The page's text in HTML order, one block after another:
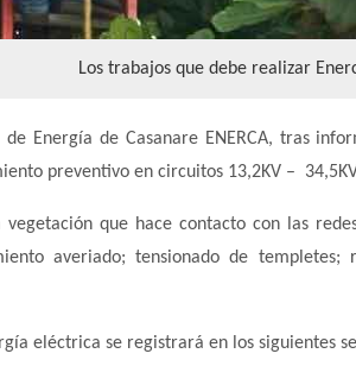
Los trabajos que debe realizar
Energía de Casanare ENERCA, tras
preventivo en circuitos 13,2KV –
que hace contacto con las
averiado; tensionado de
eléctrica se registrará en los siguientes